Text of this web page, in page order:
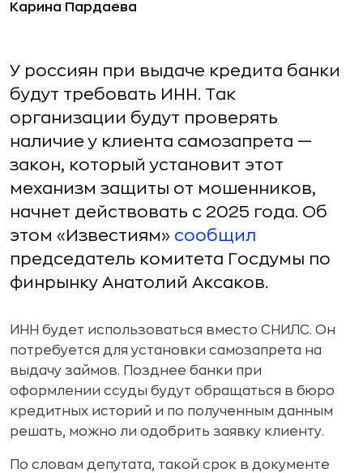
Карина Пардаева
У россиян при выдаче кредита банки
будут требовать ИНН. Так
организации будут проверять
наличие у клиента самозапрета —
закон, который установит этот
механизм защиты от мошенников,
начнет действовать с 2025 года. Об
этом «Известиям» сообщил
председатель комитета Госдумы по
финрынку Анатолий Аксаков.
ИНН будет использоваться вместо СНИЛС. Он
потребуется для установки самозапрета на
выдачу займов. Позднее банки при
оформлении ссуды будут обращаться в бюро
кредитных историй и по полученным данным
решать, можно ли одобрить заявку клиенту.
По словам депутата, такой срок в документе